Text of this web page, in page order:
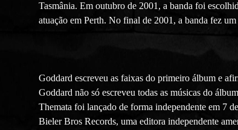
Tasmânia. Em outubro de 2001, a banda foi
atuação em Perth. No final de 2001, a banda fez
Goddard escreveu as faixas do primeiro álbum e
Goddard não só escreveu todas as músicas do
Themata foi lançado de forma independente em 7
Bieler Bros Records, uma editora independente